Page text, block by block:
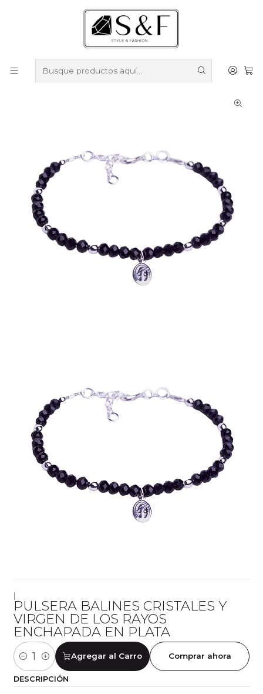
Compra sobre $50.000 en productos y obtén un 40% de
Despacho gratis por compras sobre $100.000
Pulseras
Pulseras Enchapadas en Plata
Pulsera Balines Cristales y Virgen de los Rayos
PULSERA BALINES CRISTALES Y
VIRGEN DE LOS RAYOS
ENCHAPADA EN PLATA
Cantidad
Agregar al Carro Comprar ahora
DESCRIPCIÓN